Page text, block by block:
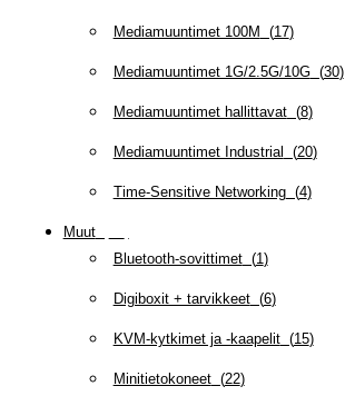
Mediamuuntimet 100M (17)
Mediamuuntimet 1G/2.5G/10G(30)
Mediamuuntimet hallittavat(8)
Mediamuuntimet Industrial (20)
Time-Sensitive Networking(4)
Muut(
Bluetooth-sovittimet(1)
Digiboxit + tarvikkeet(6)
KVM-kytkimet ja -kaapelit(15)
Minitietokoneet(22)